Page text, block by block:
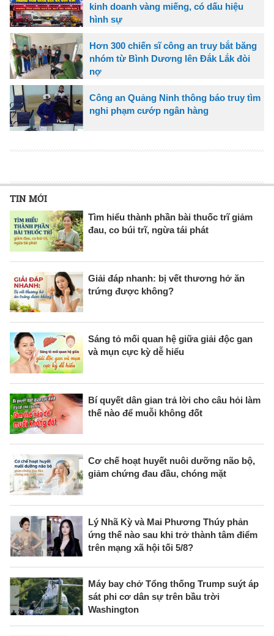
kinh doanh vàng miếng, có dấu hiệu
hình sự
Hơn 300 chiến sĩ công an truy bắt băng
nhóm từ Bình Dương lên Đắk Lắk đòi
nợ
Công an Quảng Ninh thông báo truy tìm
nghi phạm cướp ngân hàng
TIN MỚI
Tìm hiểu thành phần bài thuốc trĩ giảm
đau, co búi trĩ, ngừa tái phát
Giải đáp nhanh: bị vết thương hở ăn
trứng được không?
Sáng tỏ mối quan hệ giữa giải độc gan
và mụn cực kỳ dễ hiểu
Bí quyết dân gian trả lời cho câu hỏi làm
thế nào để muỗi không đốt
Cơ chế hoạt huyết nuôi dưỡng não bộ,
giảm chứng đau đầu, chóng mặt
Lý Nhã Kỳ và Mai Phương Thúy phản
ứng thế nào sau khi trở thành tâm điểm
trên mạng xã hội tối 5/8?
Máy bay chở Tổng thống Trump suýt áp
sát phi cơ dân sự trên bầu trời
Washington